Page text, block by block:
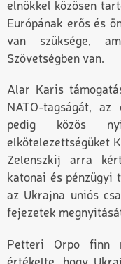
elnökkel közösen
Európának erős és
van szüksége,
Szövetségben van.
Alar Karis
NATO-tagságát,
pedig közös
elkötelezettségüket
Zelenszkij arra
katonai és pénzügyi
az Ukrajna uniós
fejezetek
Petteri Orpo finn